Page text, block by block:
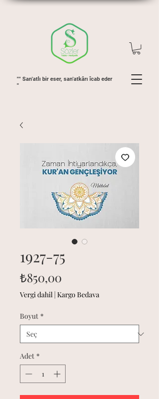
"" San'atlı bir eser, san'atkârı îcab eder
''
1927-75
₺850,00
Vergi dahil Kargo Bedava
Boyut *
Adet *